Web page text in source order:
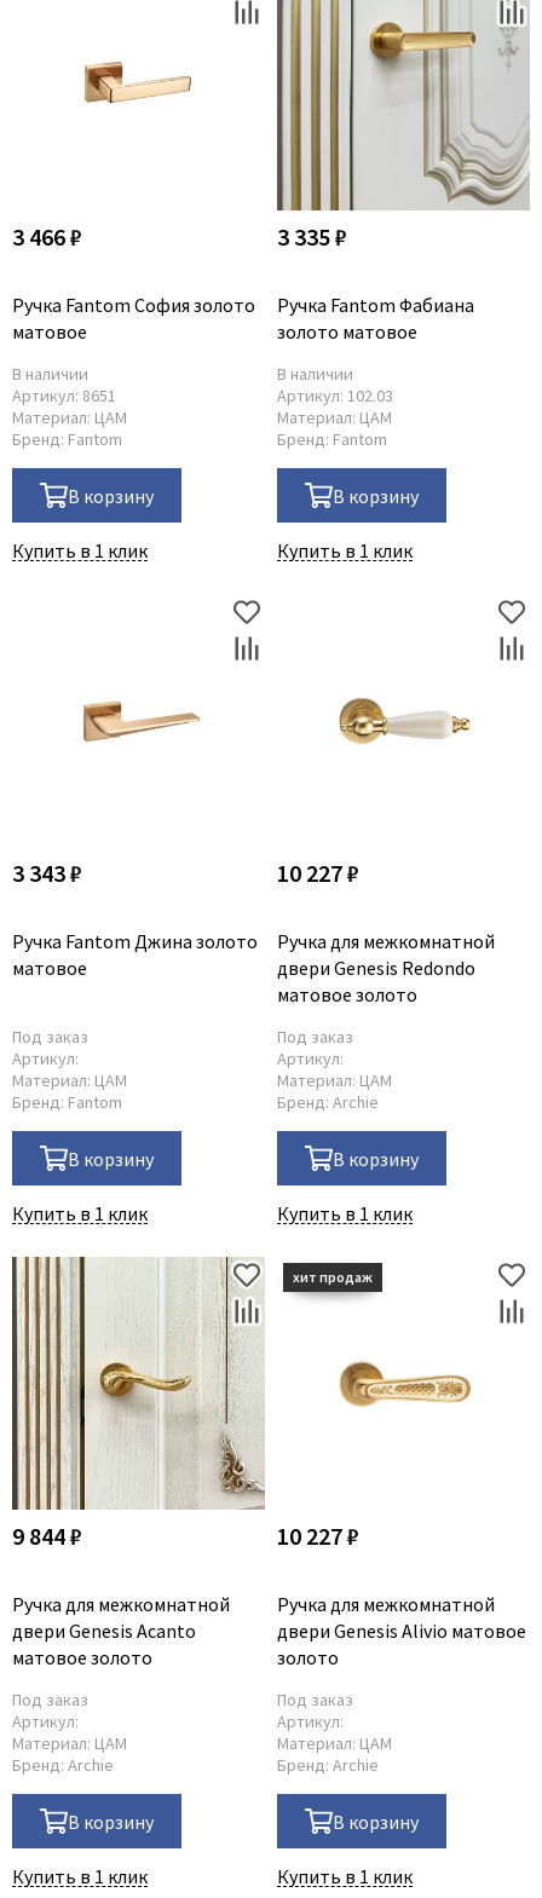
Итальянская
СКУД на дверь
3 466 ₽
Ручка Fantom София золото
матовое
В наличии
Артикул: 8651
Материал: ЦАМ
Бренд: Fantom
В корзину
Купить в 1 клик
3 335 ₽
Ручка Fantom Фабиана
золото матовое
В наличии
Артикул: 102.03
Материал: ЦАМ
Бренд: Fantom
В корзину
Купить в 1 клик
3 343 ₽
Ручка Fantom Джина золото
матовое
Под заказ
Артикул:
Материал: ЦАМ
Бренд: Fantom
В корзину
Купить в 1 клик
10 227 ₽
Ручка для межкомнатной
двери Genesis Redondo
матовое золото
Под заказ
Артикул:
Материал: ЦАМ
Бренд: Archie
В корзину
Купить в 1 клик
9 844 ₽
Ручка для межкомнатной
двери Genesis Acanto
матовое золото
Под заказ
Артикул:
Материал: ЦАМ
Бренд: Archie
В корзину
Купить в 1 клик
10 227 ₽
Ручка для межкомнатной
двери Genesis Alivio матовое
золото
Под заказ
Артикул:
Материал: ЦАМ
Бренд: Archie
В корзину
Купить в 1 клик